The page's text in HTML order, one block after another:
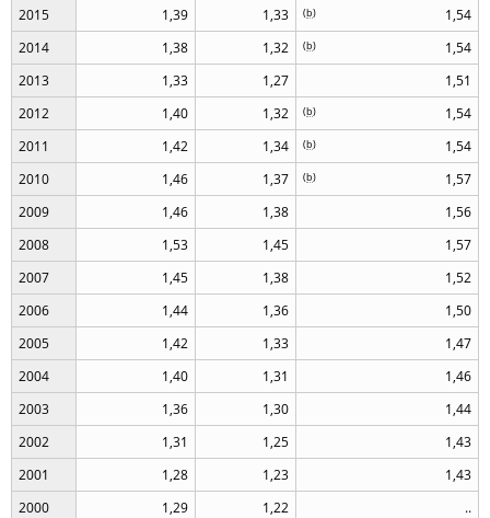
2015
1,39 1,33 1,54
(b)
2014 1,38 1,32 1,54
(b)
2013 1,33 1,27
1,51
2012
1,40 1,32 1,54
(b)
2011 1,42 1,34 1,54
(b)
2010 1,46 1,37 1,57
(b)
2009 1,46 1,38
1,56
2008
1,53 1,45
1,57
2007
1,45 1,38
1,52
2006
1,44 1,36
1,50
2005
1,42 1,33
1,47
2004
1,40 1,31
1,46
2003
1,36 1,30
1,44
2002
1,31 1,25
1,43
2001
1,28 1,23
1,43
2000
1,29 1,22
..